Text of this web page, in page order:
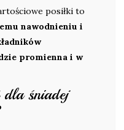
posiłki to
nawodnieniu i
promienna i w
dla śniadej